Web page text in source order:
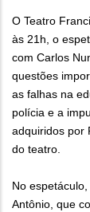
O Teatro
às 21h, o
com Carlos
questões
as falhas na
polícia e a
adquiridos por
do teatro.
No
Antônio, que